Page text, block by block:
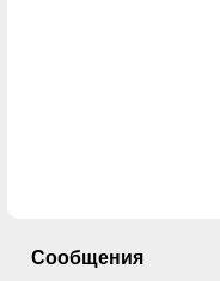
Сообщения